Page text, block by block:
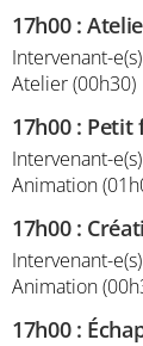
17h00:
Intervenant-
Atelier (00h30)
17h00: Petit
Intervenant-
Animation
17h00:
Intervenant-
Animation
17h00: